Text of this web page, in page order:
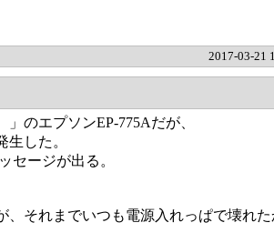
2017-03-21
のエプソンEP-775Aだが、
した。
セージが出る。
それまでいつも電源入れっぱで壊れ